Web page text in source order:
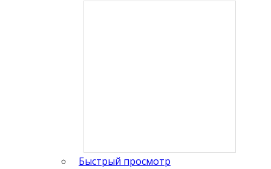
Быстрый просмотр